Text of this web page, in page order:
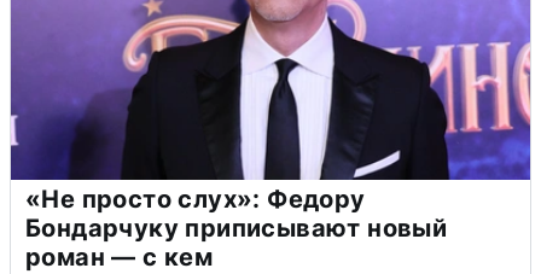
«Не просто слух»: Федору
Бондарчуку приписывают новый
роман — с кем